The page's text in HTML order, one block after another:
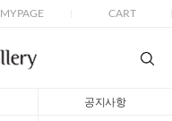
MYPAGE CART
공지사항